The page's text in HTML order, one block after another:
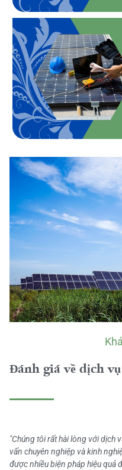
Đánh giá về dịch
"Chúng tôi rất hài lòng với dịch
vấn chuyên nghiệp và kinh
được nhiều biện pháp hiệu quả